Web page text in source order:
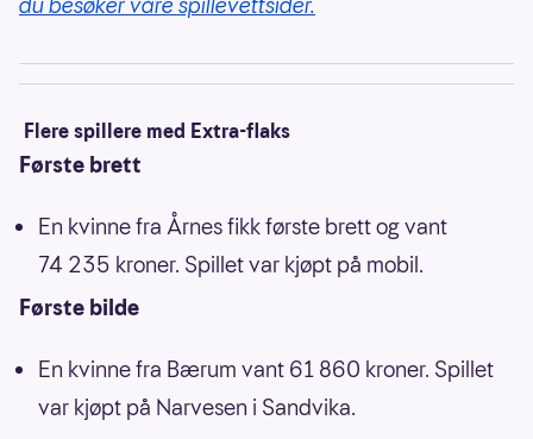
Flere spillere med Extra-flaks
Første brett
En kvinne fra Årnes fikk første brett og vant
74 235 kroner. Spillet var kjøpt på mobil.
Første bilde
En kvinne fra Bærum vant 61 860 kroner. Spillet
var kjøpt på Narvesen i Sandvika.